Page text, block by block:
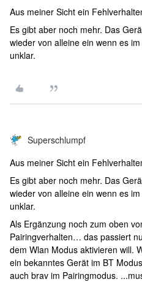
Aus meiner Sicht ein
Es gibt aber noch mehr. Das
wieder von alleine ein wenn es
unklar.
Superschlumpf
Aus meiner Sicht ein
Es gibt aber noch mehr. Das
wieder von alleine ein wenn es
unklar.
Als Ergänzung noch zum oben
Pairingverhalten… das passiert
dem Wlan Modus aktivieren will.
ein bekanntes Gerät im BT
auch brav im Pairingmodus.